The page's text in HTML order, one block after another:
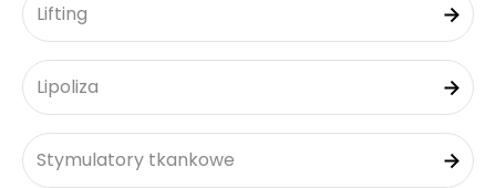
Lifting
Lipoliza
Stymulatory tkankowe